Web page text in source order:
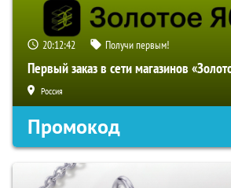
20:12:41 Получи первым!
Первый заказ в сети магазинов
Россия
Промокод